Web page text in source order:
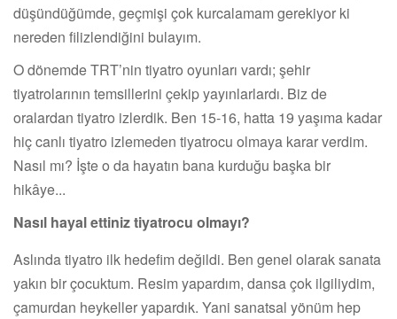
düşündüğümde, geçmişi çok kurcalamam gerekiyor ki
nereden filizlendiğini bulayım.
O dönemde TRT’nin tiyatro oyunları vardı; şehir
tiyatrolarının temsillerini çekip yayınlarlardı. Biz de
oralardan tiyatro izlerdik. Ben 15-16, hatta 19 yaşıma kadar
hiç canlı tiyatro izlemeden tiyatrocu olmaya karar verdim.
Nasıl mı? İşte o da hayatın bana kurduğu başka bir
hikâye...
Nasıl hayal ettiniz tiyatrocu olmayı?
Aslında tiyatro ilk hedefim değildi. Ben genel olarak sanata
yakın bir çocuktum. Resim yapardım, dansa çok ilgiliydim,
çamurdan heykeller yapardık. Yani sanatsal yönüm hep